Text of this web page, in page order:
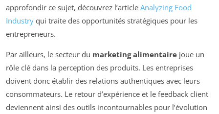
approfondir ce sujet, découvrez l’article Analyzing Food
Industry qui traite des opportunités stratégiques pour les
entrepreneurs.
Par ailleurs, le secteur du marketing alimentaire joue un
rôle clé dans la perception des produits. Les entreprises
doivent donc établir des relations authentiques avec leurs
consommateurs. Le retour d’expérience et le feedback client
deviennent ainsi des outils incontournables pour l’évolution